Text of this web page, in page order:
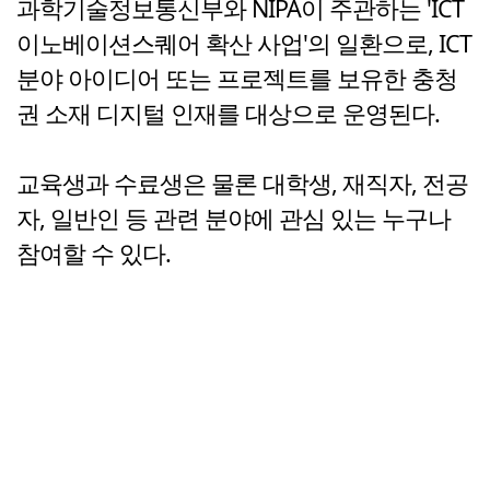
과학기술정보통신부와 NIPA이 주관하는 'ICT
이노베이션스퀘어 확산 사업'의 일환으로, ICT
분야 아이디어 또는 프로젝트를 보유한 충청
권 소재 디지털 인재를 대상으로 운영된다.
교육생과 수료생은 물론 대학생, 재직자, 전공
자, 일반인 등 관련 분야에 관심 있는 누구나
참여할 수 있다.